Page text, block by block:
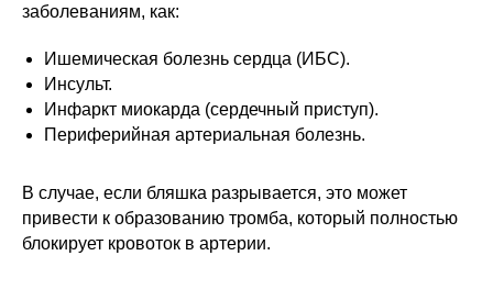
заболеваниям, как:
Ишемическая болезнь сердца (ИБС).
Инсульт.
Инфаркт миокарда (сердечный приступ).
Периферийная артериальная болезнь.
В случае, если бляшка разрывается, это может
привести к образованию тромба, который полностью
блокирует кровоток в артерии.